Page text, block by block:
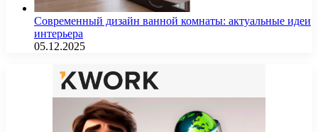
Современный дизайн ванной комнаты: актуальные идеи
интерьера
05.12.2025